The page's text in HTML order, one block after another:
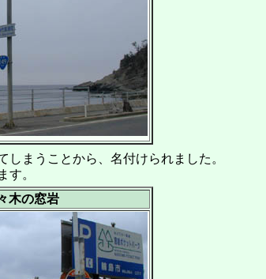
まうことから、名付けられました。
す。
木の窓岩